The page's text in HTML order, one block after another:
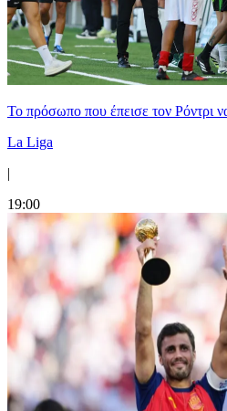
Το πρόσωπο που έπεισε τον Ρόντρι
La Liga
|
19:00